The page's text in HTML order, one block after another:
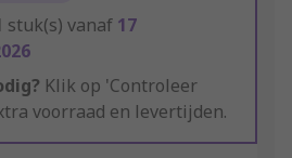
stuk(s) vanaf 17
Klik op 'Controleer
voorraad en levertijden.